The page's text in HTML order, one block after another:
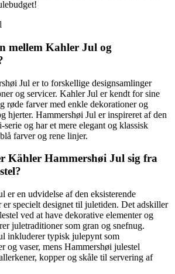
mellem Kahler Jul og
Jul er to forskellige designsamlinger
og servicer. Kahler Jul er kendt for sine
røde farver med enkle dekorationer og
hjerter. Hammershøi Jul er inspireret af den
og har et mere elegant og klassisk
farver og rene linjer.
Kähler Hammershøi Jul sig fra
er en udvidelse af den eksisterende
er specielt designet til juletiden. Det adskiller
ved at have dekorative elementer og
juletraditioner som gran og snefnug.
inkluderer typisk julepynt som
og vaser, mens Hammershøi julestel
kopper og skåle til servering af